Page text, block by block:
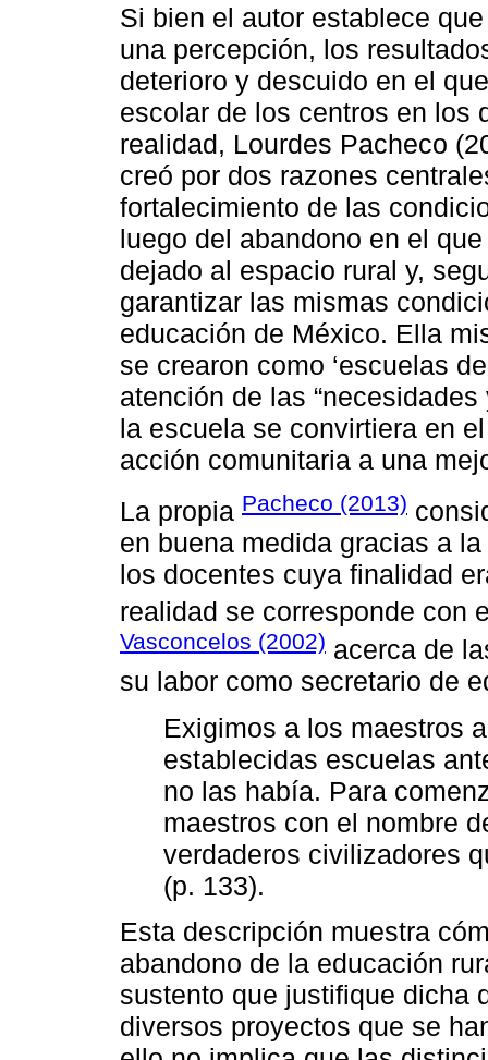
Si bien el autor establece
una percepción, los
deterioro y descuido en el
escolar de los centros en los
realidad, Lourdes Pacheco
creó por dos razones
fortalecimiento de las
luego del abandono en el
dejado al espacio rural y,
garantizar las mismas
educación de México. Ella
se crearon como ‘escuelas
atención de las
la escuela se convirtiera en
acción comunitaria a una
La propia Pacheco (2013)
en buena medida gracias a
los docentes cuya finalidad
realidad se corresponde con
Vasconcelos (2002) acerca de
su labor como secretario de
Exigimos a los maestros
establecidas escuelas
no las había. Para
maestros con el nombre
verdaderos civilizadores
(p. 133).
Esta descripción muestra
abandono de la educación
sustento que justifique dicha
diversos proyectos que se